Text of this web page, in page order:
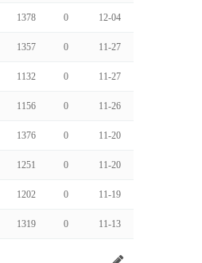
1378 0 12-04
1357 0 11-27
1132 0 11-27
1156 0 11-26
1376 0 11-20
1251 0 11-20
1202 0 11-19
1319 0 11-13